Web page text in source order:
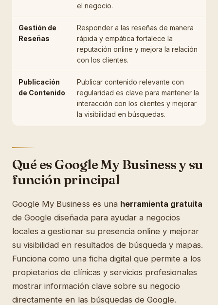
el negocio.
Gestión de
Reseñas
Responder a las reseñas de manera
rápida y empática fortalece la
reputación online y mejora la relación
con los clientes.
Publicación
de Contenido
Publicar contenido relevante con
regularidad es clave para mantener la
interacción con los clientes y mejorar
la visibilidad en búsquedas.
Qué es Google My Business y su
función principal
Google My Business es una herramienta gratuita
de Google diseñada para ayudar a negocios
locales a gestionar su presencia online y mejorar
su visibilidad en resultados de búsqueda y mapas.
Funciona como una ficha digital que permite a los
propietarios de clínicas y servicios profesionales
mostrar información clave sobre su negocio
directamente en las búsquedas de Google.